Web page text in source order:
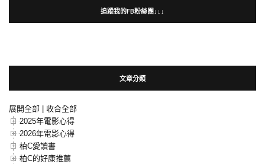
追蹤我的FB粉絲團↓↓↓
文章分類
展開全部 | 收合全部
2025年電影心得
2026年電影心得
柏C愛讀書
柏C的好康推薦